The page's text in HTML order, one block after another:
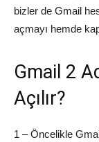
bizler de Gmail
açmayı hemde
Gmail 2
Açılır?
1 – Öncelikle